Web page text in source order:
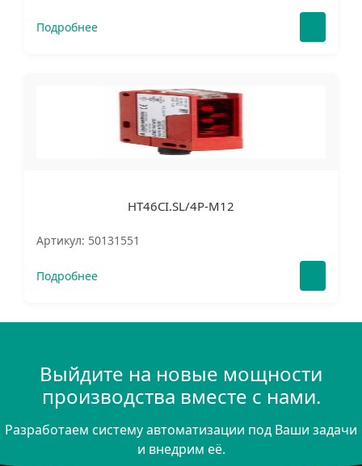
Подробнее
HT46CI.SL/4P-M12
Артикул: 50131551
Подробнее
Выйдите на новые мощности
производства вместе с нами.
Разработаем систему автоматизации под Ваши задачи
и внедрим её.